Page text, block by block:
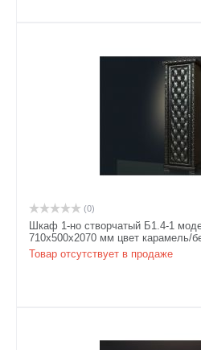
(0)
Шкаф 1-но створчатый Б1.4-1
710х500х2070 мм цвет карамель/
Товар отсутствует в продаже